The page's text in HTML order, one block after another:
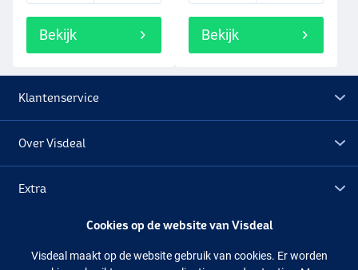
Bekijk Bekijk
Klantenservice
Over Visdeal
Extra
Cookies op de website van Visdeal
Visdeal maakt op de website gebruik van cookies. Er worden